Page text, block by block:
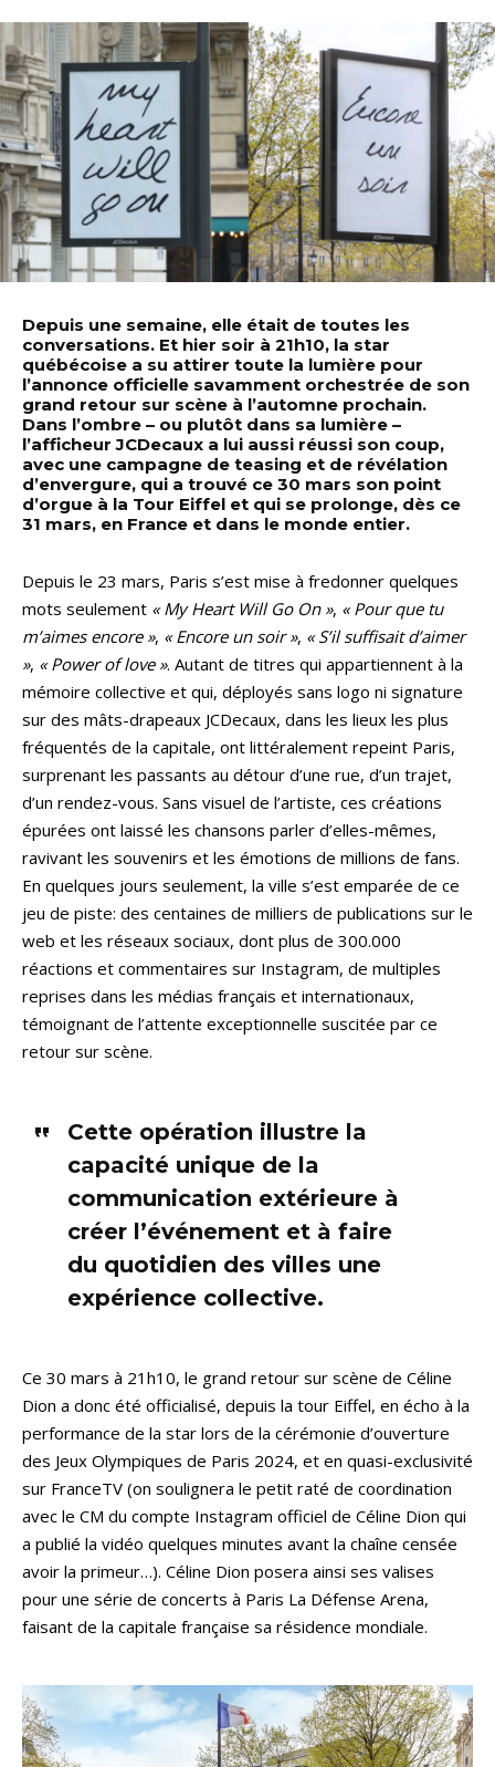
Depuis une semaine, elle était de toutes les
conversations. Et hier soir à 21h10, la star
québécoise a su attirer toute la lumière pour
l’annonce officielle savamment orchestrée de son
grand retour sur scène à l’automne prochain.
Dans l’ombre – ou plutôt dans sa lumière –
l’afficheur JCDecaux a lui aussi réussi son coup,
avec une campagne de teasing et de révélation
d’envergure, qui a trouvé ce 30 mars son point
d’orgue à la Tour Eiffel et qui se prolonge, dès ce
31 mars, en France et dans le monde entier.
Depuis le 23 mars, Paris s’est mise à fredonner quelques
mots seulement « My Heart Will Go On », « Pour que tu
m’aimes encore », « Encore un soir », « S’il suffisait d’aimer
», « Power of love ». Autant de titres qui appartiennent à la
mémoire collective et qui, déployés sans logo ni signature
sur des mâts-drapeaux JCDecaux, dans les lieux les plus
fréquentés de la capitale, ont littéralement repeint Paris,
surprenant les passants au détour d’une rue, d’un trajet,
d’un rendez-vous. Sans visuel de l’artiste, ces créations
épurées ont laissé les chansons parler d’elles-mêmes,
ravivant les souvenirs et les émotions de millions de fans.
En quelques jours seulement, la ville s’est emparée de ce
jeu de piste: des centaines de milliers de publications sur le
web et les réseaux sociaux, dont plus de 300.000
réactions et commentaires sur Instagram, de multiples
reprises dans les médias français et internationaux,
témoignant de l’attente exceptionnelle suscitée par ce
retour sur scène.
Cette opération illustre la
capacité unique de la
communication extérieure à
créer l’événement et à faire
du quotidien des villes une
expérience collective.
Ce 30 mars à 21h10, le grand retour sur scène de Céline
Dion a donc été officialisé, depuis la tour Eiffel, en écho à la
performance de la star lors de la cérémonie d’ouverture
des Jeux Olympiques de Paris 2024, et en quasi-exclusivité
sur FranceTV (on soulignera le petit raté de coordination
avec le CM du compte Instagram officiel de Céline Dion qui
a publié la vidéo quelques minutes avant la chaîne censée
avoir la primeur…). Céline Dion posera ainsi ses valises
pour une série de concerts à Paris La Défense Arena,
faisant de la capitale française sa résidence mondiale.